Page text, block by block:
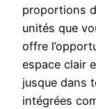
proportions
unités que
offre
espace clair
jusque dans
intégrées